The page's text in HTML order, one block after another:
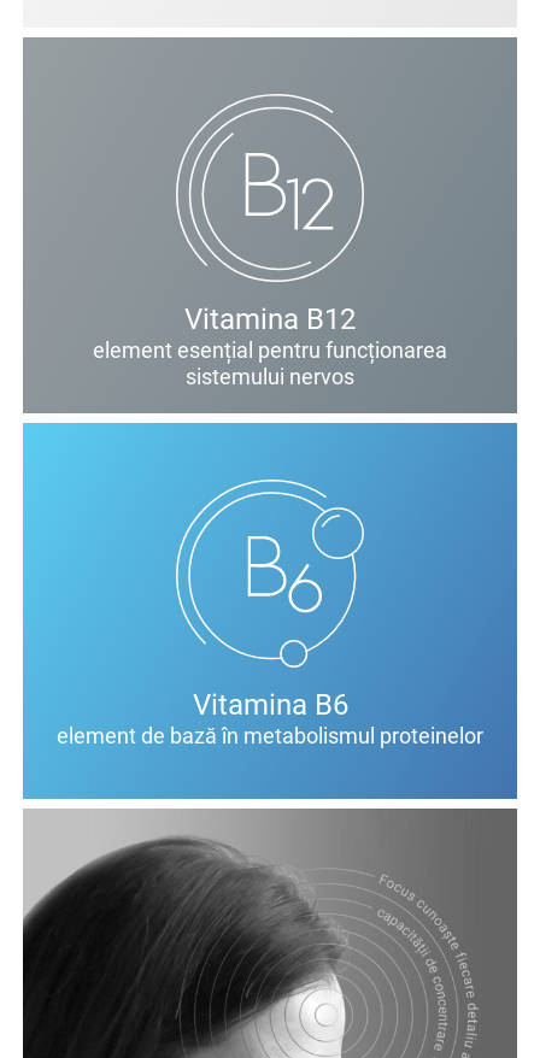
Vitamina B12
element esențial pentru funcționarea
sistemului nervos
Vitamina B6
element de bază în metabolismul proteinelor